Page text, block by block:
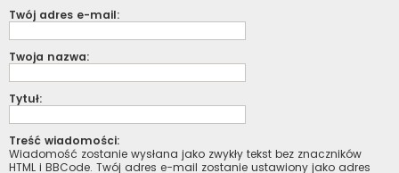
Twój adres e-mail:
Twoja nazwa:
Tytuł:
Treść wiadomości:
Wiadomość zostanie wysłana jako zwykły tekst bez znaczników
HTML i BBCode. Twój adres e-mail zostanie ustawiony jako adres